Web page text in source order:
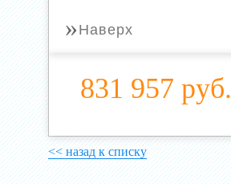
» Наверх
831 957 руб.
<< назад к списку